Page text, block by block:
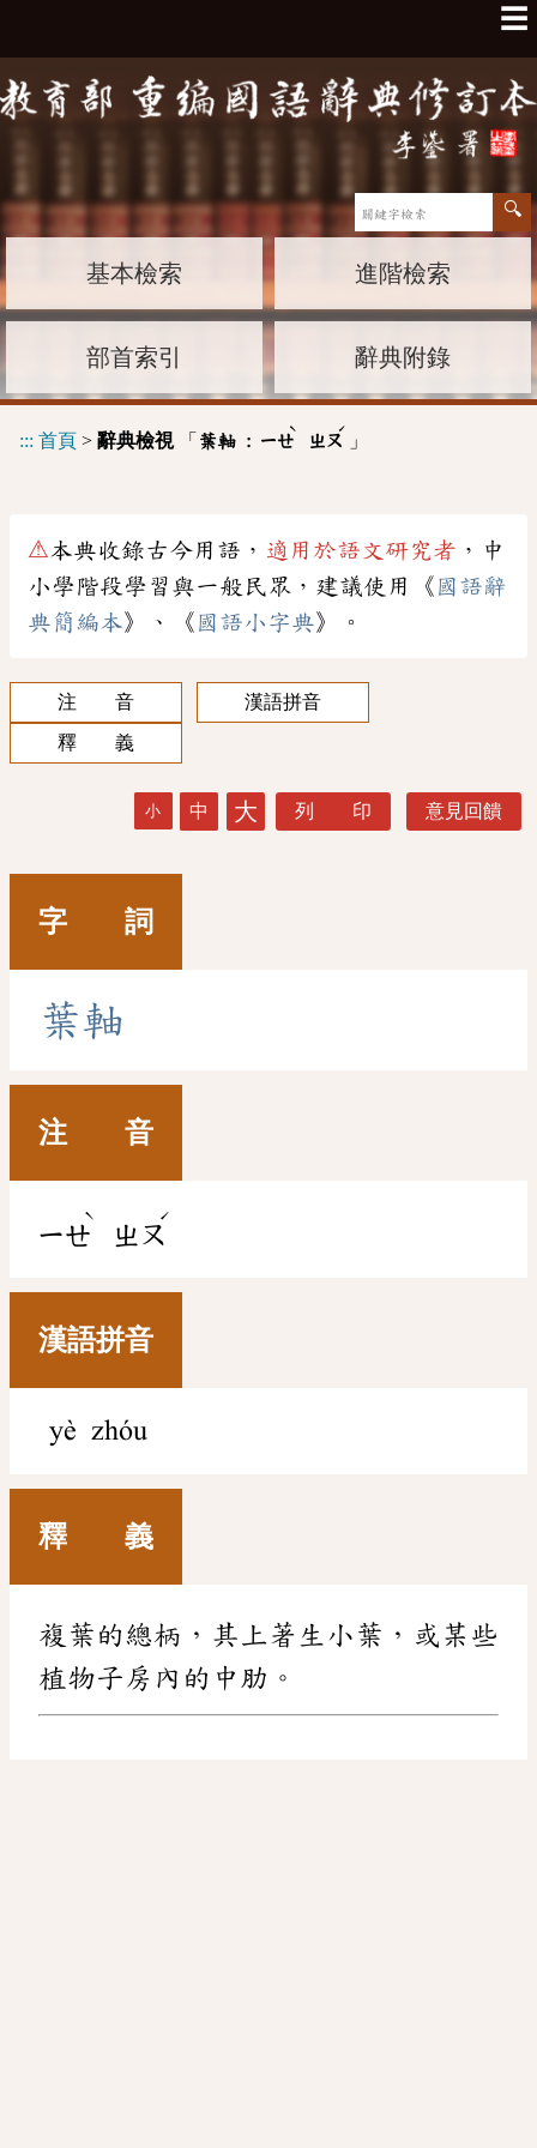
☰
基本檢索 進階檢索
部首索引 辭典附錄
::: 首頁 > 辭典檢視「 葉軸 : ㄧㄝ
ˋ
ㄓㄡ
ˊ
」
⚠本典收錄古今用語， 適用於語文研究者 ，中
小學階段學習與一般民眾，建議使用《 國語辭
典簡編本》、《 國語小字典》。
注 音
漢語拼音
釋 義
小 中 大 列 印 意見回饋
字 詞
葉軸
注 音
ㄧㄝ
ˋ
ㄓㄡ
ˊ
漢語拼音
yè zhóu
釋 義
複葉的總柄，其上著生小葉，或某些
植物子房內的中肋。